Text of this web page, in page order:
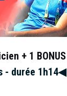
+ 1 BONUS
- durée 1h14◀︎